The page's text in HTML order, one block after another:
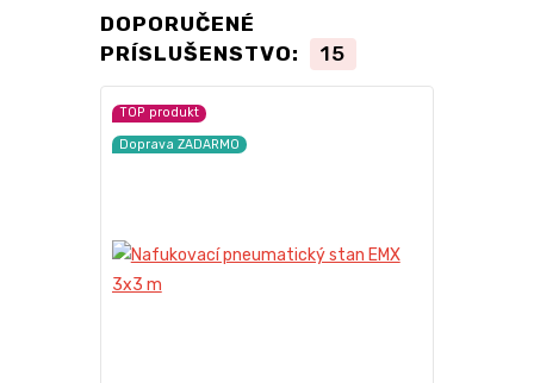
DOPORUČENÉ
PRÍSLUŠENSTVO:
15
TOP produkt
Doprava ZADARMO